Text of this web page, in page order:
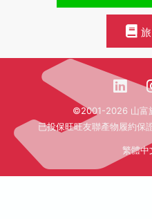
©2001-2026 山富
已投保旺旺友聯產物履約保
繁體中